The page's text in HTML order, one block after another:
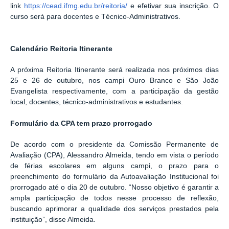
link https://cead.ifmg.edu.br/reitoria/ e efetivar sua inscrição. O
curso será para docentes e Técnico-Administrativos.
Calendário Reitoria Itinerante
A próxima Reitoria Itinerante será realizada nos próximos dias
25 e 26 de outubro, nos campi Ouro Branco e São João
Evangelista respectivamente, com a participação da gestão
local, docentes, técnico-administrativos e estudantes.
Formulário da CPA tem prazo prorrogado
De acordo com o presidente da Comissão Permanente de
Avaliação (CPA), Alessandro Almeida, tendo em vista o período
de férias escolares em alguns campi, o prazo para o
preenchimento do formulário da Autoavaliação Institucional foi
prorrogado até o dia 20 de outubro. “Nosso objetivo é garantir a
ampla participação de todos nesse processo de reflexão,
buscando aprimorar a qualidade dos serviços prestados pela
instituição”, disse Almeida.